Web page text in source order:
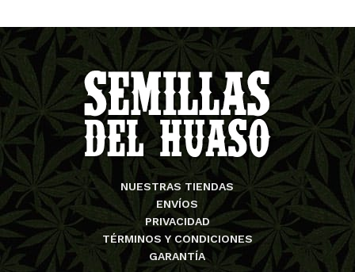
NUESTRAS TIENDAS
ENVÍOS
PRIVACIDAD
TÉRMINOS Y CONDICIONES
GARANTÍA